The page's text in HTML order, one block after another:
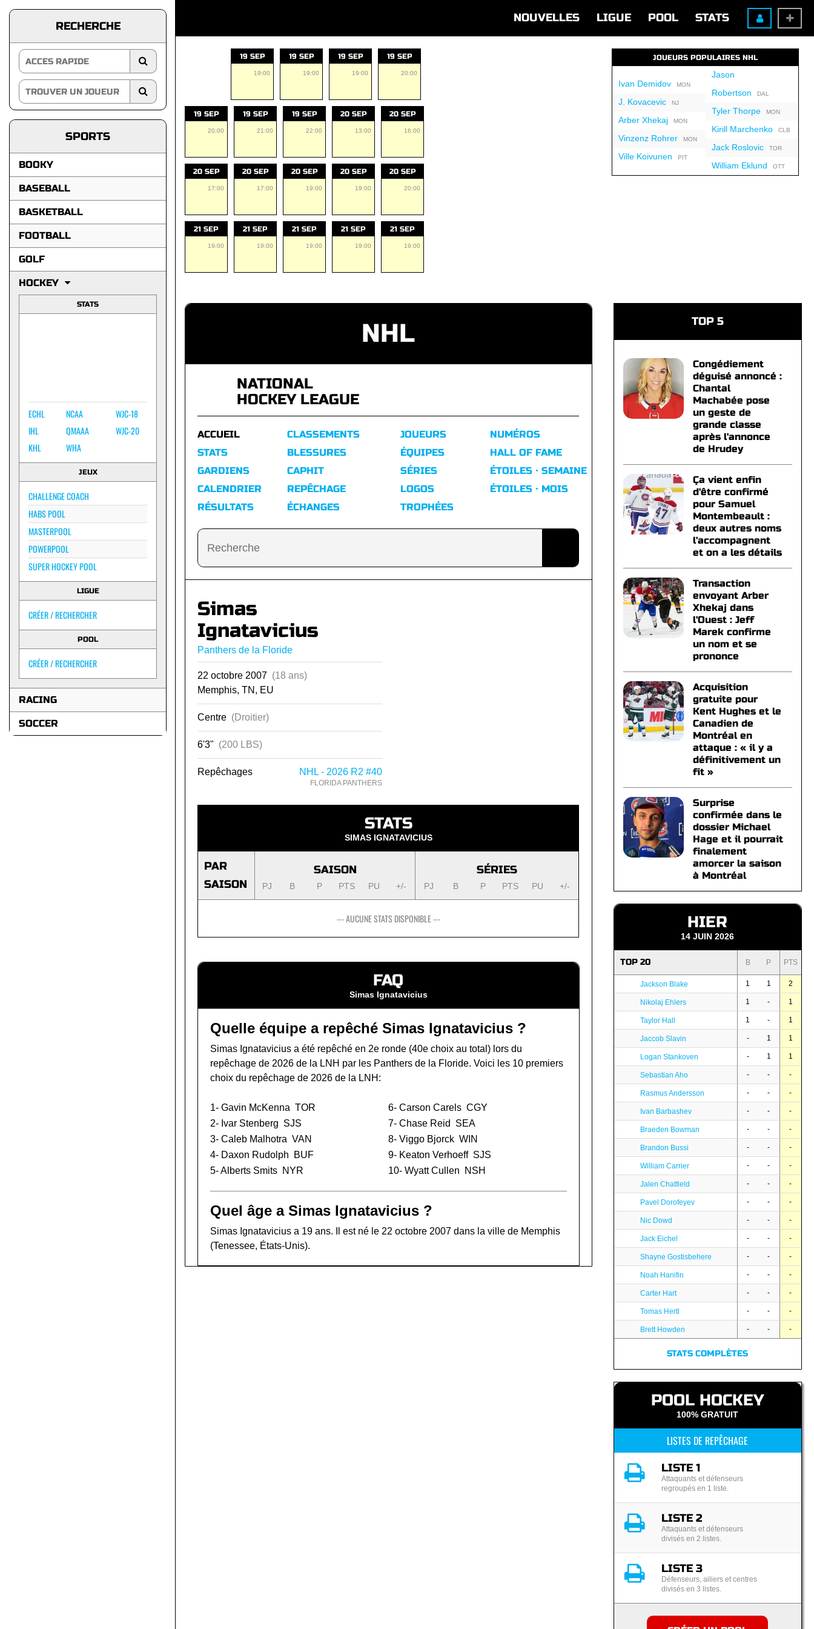
NOUVELLES LIGUE POOL STATS
RECHERCHE
SPORTS
BOOKY
BASEBALL
BASKETBALL
FOOTBALL
GOLF
HOCKEY
STATS
ECHL
IHL
KHL
NCAA
QMAAA
WHA
WJC-18
WJC-20
JEUX
CHALLENGE COACH
HABS POOL
MASTERPOOL
POWERPOOL
SUPER HOCKEY POOL
LIGUE
CRÉER / RECHERCHER
POOL
CRÉER / RECHERCHER
RACING
SOCCER
19 SEP
19:00
19 SEP
19:00
19 SEP
19:00
19 SEP
20:00
19 SEP
20:00
19 SEP
21:00
19 SEP
22:00
20 SEP
13:00
20 SEP
16:00
20 SEP
17:00
20 SEP
17:00
20 SEP
19:00
20 SEP
19:00
20 SEP
20:00
21 SEP
19:00
21 SEP
19:00
21 SEP
19:00
21 SEP
19:00
21 SEP
19:00
JOUEURS POPULAIRES NHL
Ivan DemidovMON
J. KovacevicNJ
Arber XhekajMON
Vinzenz RohrerMON
Ville Koivunen PIT
Jason
Robertson DAL
Tyler ThorpeMON
Kirill MarchenkoCLB
Jack RoslovicTOR
William Eklund OTT
NHL
NATIONAL
HOCKEY LEAGUE
ACCUEIL
STATS
GARDIENS
CALENDRIER
RÉSULTATS
CLASSEMENTS
BLESSURES
CAPHIT
REPÊCHAGE
ÉCHANGES
JOUEURS
ÉQUIPES
SÉRIES
LOGOS
TROPHÉES
NUMÉROS
HALL OF FAME
ÉTOILES · SEMAINE
ÉTOILES · MOIS
Simas
Ignatavicius
Panthers de la Floride
22 octobre 2007 (18 ans)
Memphis, TN, EU
Centre (Droitier)
6'3" (200 LBS)
Repêchages NHL - 2026 R2 #40
FLORIDA PANTHERS
STATS
SIMAS IGNATAVICIUS
PAR
SAISON
SAISON SÉRIES
PJ B P PTS PU +/- PJ B P PTS PU +/-
--- AUCUNE STATS DISPONIBLE ---
FAQ
Simas Ignatavicius
Quelle équipe a repêché Simas Ignatavicius ?
Simas Ignatavicius a été repêché en 2e ronde (40e choix au total) lors du
repêchage de 2026 de la LNH par les Panthers de la Floride. Voici les 10 premiers
choix du repêchage de 2026 de la LNH:
1- Gavin McKenna TOR
2- Ivar Stenberg SJS
3- Caleb Malhotra VAN
4- Daxon Rudolph
BUF
5-Alberts Smits NYR
6-Carson Carels CGY
7-Chase Reid
SEA
8-Viggo Bjorck WIN
9- Keaton Verhoeff SJS
10-Wyatt Cullen NSH
Quel âge a Simas Ignatavicius ?
Simas Ignatavicius a 19 ans. Il est né le 22 octobre 2007 dans la ville de Memphis
(Tenessee, États-Unis).
TOP 5
Congédiement
déguisé annoncé :
Chantal
Machabée pose
un geste de
grande classe
après l'annonce
de Hrudey
Ça vient enfin
d'être confirmé
pour Samuel
Montembeault :
deux autres noms
l'accompagnent
et on a les détails
Transaction
envoyant Arber
Xhekaj dans
l'Ouest : Jeff
Marek confirme
un nom et se
prononce
Acquisition
gratuite pour
Kent Hughes et le
Canadien de
Montréal en
attaque : « il y a
définitivement un
fit »
Surprise
confirmée dans le
dossier Michael
Hage et il pourrait
finalement
amorcer la saison
à Montréal
HIER
14 JUIN 2026
TOP 20 B P PTS
Jackson Blake 1 1 2
Nikolaj Ehlers 1 - 1
Taylor Hall 1 - 1
Jaccob Slavin - 1 1
Logan Stankoven - 1 1
Sebastian Aho - - -
Rasmus Andersson - - -
Ivan Barbashev - - -
Braeden Bowman - - -
Brandon Bussi - - -
William Carrier - - -
Jalen Chatfield - - -
Pavel Dorofeyev - - -
Nic Dowd - - -
Jack Eichel - - -
Shayne Gostisbehere - - -
Noah Hanifin - - -
Carter Hart - - -
Tomas Hertl - - -
Brett Howden - - -
STATS COMPLÈTES
POOL HOCKEY
100% GRATUIT
LISTES DE REPÊCHAGE
LISTE 1
Attaquants et défenseurs
regroupés en 1 liste.
LISTE 2
Attaquants et défenseurs
divisés en 2 listes.
LISTE 3
Défenseurs, ailiers et centres
divisés en 3 listes.